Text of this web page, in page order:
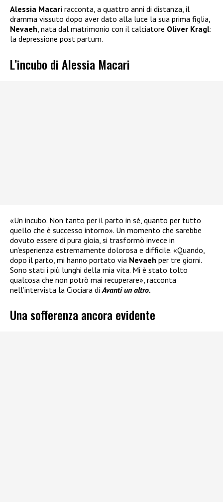
Alessia Macari racconta, a quattro anni di distanza, il
dramma vissuto dopo aver dato alla luce la sua prima figlia,
Nevaeh, nata dal matrimonio con il calciatore Oliver Kragl:
la depressione post partum.
L’incubo di Alessia Macari
«Un incubo. Non tanto per il parto in sé, quanto per tutto
quello che è successo intorno». Un momento che sarebbe
dovuto essere di pura gioia, si trasformò invece in
un’esperienza estremamente dolorosa e difficile. «Quando,
dopo il parto, mi hanno portato via Nevaeh per tre giorni.
Sono stati i più lunghi della mia vita. Mi è stato tolto
qualcosa che non potrò mai recuperare», racconta
nell’intervista la Ciociara di Avanti un altro.
Una sofferenza ancora evidente